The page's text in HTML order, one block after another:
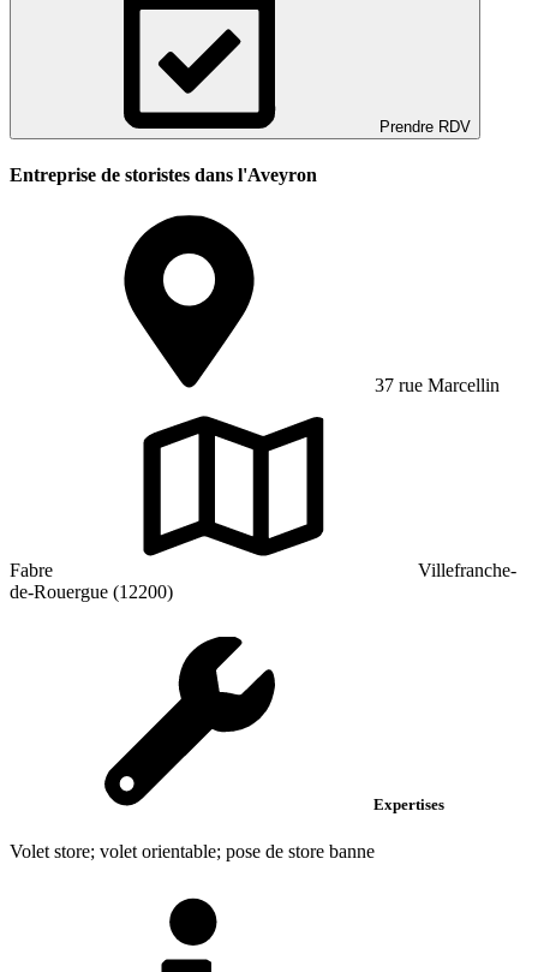
Prendre RDV
Entreprise de storistes dans l'Aveyron
37 rue Marcellin
Fabre
Villefranche-
de-Rouergue (12200)
Expertises
Volet store; volet orientable; pose de store banne